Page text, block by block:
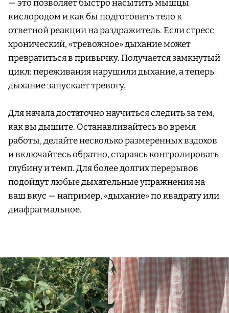
— это позволяет быстро насытить мышцы
кислородом и как бы подготовить тело к
ответной реакции на раздражитель. Если стресс
хронический, «тревожное» дыхание может
превратиться в привычку. Получается замкнутый
цикл: переживания нарушили дыхание, а теперь
дыхание запускает тревогу.
Для начала достаточно научиться следить за тем,
как вы дышите. Останавливайтесь во время
работы, делайте несколько размеренных вздохов
и включайтесь обратно, стараясь контролировать
глубину и темп. Для более долгих перерывов
подойдут любые дыхательные упражнения на
ваш вкус — например, «дыхание» по квадрату или
диафрагмальное.